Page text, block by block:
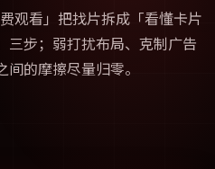
观看 」把找片拆成「看懂卡片
步；弱打扰布局、克制广告
的摩擦尽量归零。